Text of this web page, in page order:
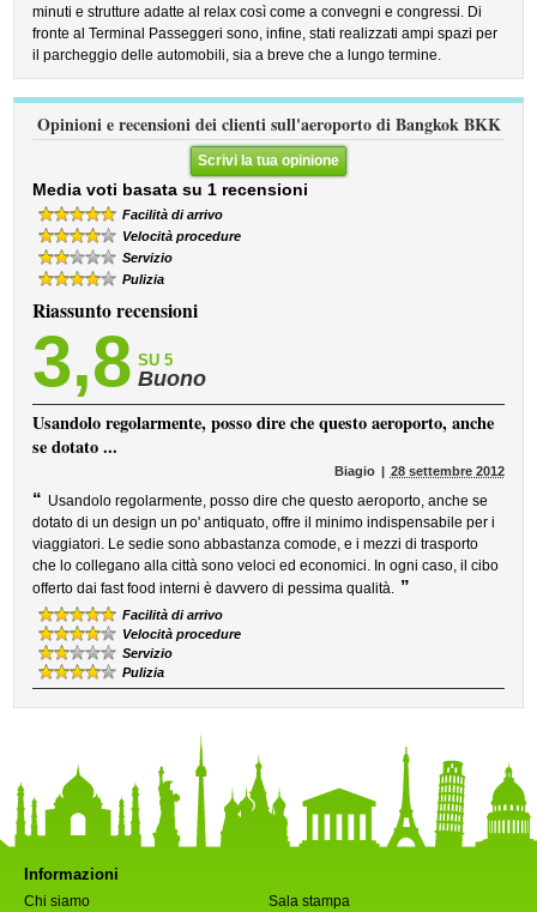
minuti e strutture adatte al relax così come a convegni e congressi. Di
fronte al Terminal Passeggeri sono, infine, stati realizzati ampi spazi per
il parcheggio delle automobili, sia a breve che a lungo termine.
Opinioni e recensioni dei clienti sull'aeroporto di Bangkok BKK
Scrivi la tua opinione
Media voti basata su 1 recensioni
Facilità di arrivo
Velocità procedure
Servizio
Pulizia
Riassunto recensioni
3,8 SU 5
Buono
Usandolo regolarmente, posso dire che questo aeroporto, anche
se dotato ...
Biagio 28 settembre 2012
“ Usandolo regolarmente, posso dire che questo aeroporto, anche se
dotato di un design un po' antiquato, offre il minimo indispensabile per i
viaggiatori. Le sedie sono abbastanza comode, e i mezzi di trasporto
che lo collegano alla città sono veloci ed economici. In ogni caso, il cibo
offerto dai fast food interni è davvero di pessima qualità. ”
Facilità di arrivo
Velocità procedure
Servizio
Pulizia
Informazioni
Chi siamo Sala stampa